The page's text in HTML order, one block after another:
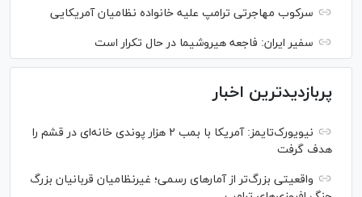
سرکوب مهاجرتی ترامپ علیه خانواده نظامیان آمریکایی
سفیر ایران: فاجعه هیروشیما در حال تکرار است
پربازدیدترین اخبار
نیویورک‌تایمز: آمریکا با بمب ۲ هزار پوندی خانه‌ای در قشم را
هدف گرفت
واقعیتی بزرگ‌تر از آمار‌های رسمی؛ غیرنظامیان قربانیان بزرگ